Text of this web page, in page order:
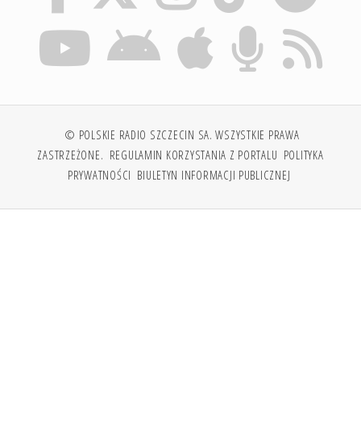
© POLSKIE RADIO SZCZECIN SA. WSZYSTKIE PRAWA
ZASTRZEŻONE. REGULAMIN KORZYSTANIA Z PORTALU POLITYKA
PRYWATNOŚCI BIULETYN INFORMACJI PUBLICZNEJ